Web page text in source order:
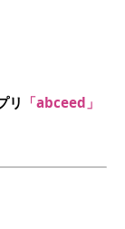
リ 「abceed」